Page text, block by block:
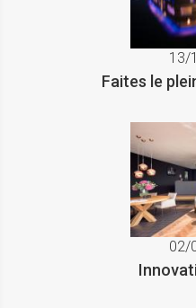
13/
Faites le
02/